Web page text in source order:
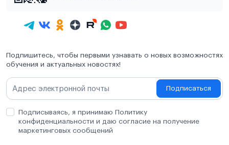
Подпишитесь, чтобы первыми узнавать о новых возможностях
обучения и актуальных новостях!
Подписаться
Подписываясь, я принимаю Политику
конфиденциальности и даю согласие на получение
маркетинговых сообщений